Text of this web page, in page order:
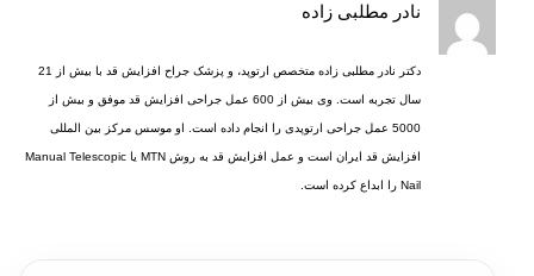
نادر مطلبی زاده
دکتر نادر مطلبی زاده متخصص ارتوپد، و پزشک جراح افزایش قد با بیش از 21
سال تجربه است. وی بیش از 600 عمل جراحی افزایش قد موفق و بیش از
5000 عمل جراحی ارتوپدی را انجام داده است. او موسس مرکز بین المللی
افزایش قد ایران است و عمل افزایش قد به روش MTN یا Manual Telescopic
Nail را ابداع کرده است.